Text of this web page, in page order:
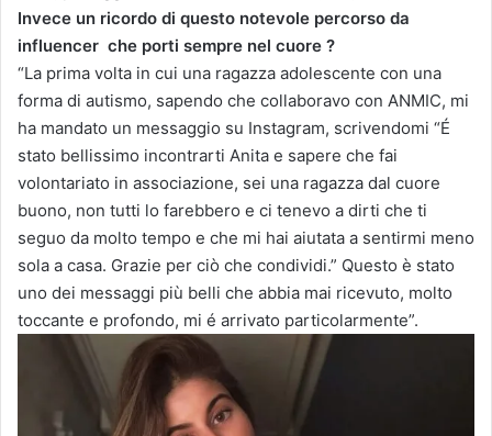
Invece un ricordo di questo notevole percorso da
influencer che porti sempre nel cuore ?
“La prima volta in cui una ragazza adolescente con una
forma di autismo, sapendo che collaboravo con ANMIC, mi
ha mandato un messaggio su Instagram, scrivendomi “É
stato bellissimo incontrarti Anita e sapere che fai
volontariato in associazione, sei una ragazza dal cuore
buono, non tutti lo farebbero e ci tenevo a dirti che ti
seguo da molto tempo e che mi hai aiutata a sentirmi meno
sola a casa. Grazie per ciò che condividi.” Questo è stato
uno dei messaggi più belli che abbia mai ricevuto, molto
toccante e profondo, mi é arrivato particolarmente”.